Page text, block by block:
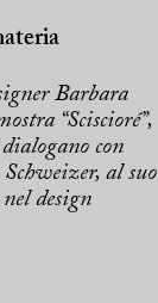
Barbara
“Sciscioré”,
con
al suo
nel design